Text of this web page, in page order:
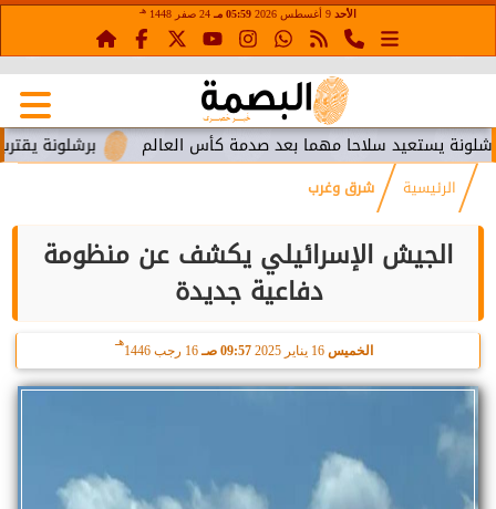
الأحد 05:59 مـ 24 صفر 1448 هـ
برشلونة يقترب من سلاحا مهما بعد صدمة كأس العالم
الرئيسية شرق وغرب
الجيش الإسرائيلي يكشف عن منظومة
دفاعية جديدة
الخميس 16 يناير 2025 09:57 صـ 16 رجب 1446
هـ